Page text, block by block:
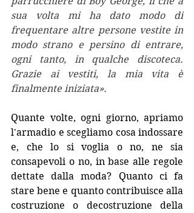
sua volta mi ha dato modo di
frequentare altre persone vestite in
modo strano e persino di entrare,
ogni tanto, in qualche discoteca.
Grazie ai vestiti, la mia vita è
finalmente iniziata».
Quante volte, ogni giorno, apriamo
l'armadio e scegliamo cosa indossare
e, che lo si voglia o no, ne sia
consapevoli o no, in base alle regole
dettate dalla moda? Quanto ci fa
stare bene e quanto contribuisce alla
costruzione o decostruzione della